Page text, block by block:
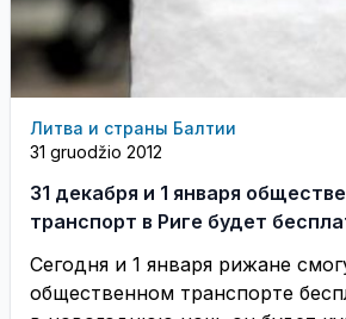
Литва и страны Балтии
31 gruodžio 2012
31 декабря и 1 января
транспорт в Риге будет
Сегодня и 1 января рижане
общественном транспорте